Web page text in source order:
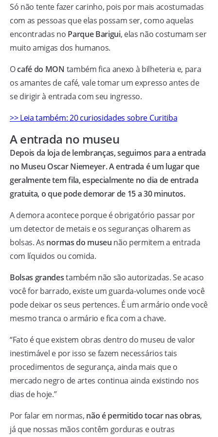
Só não tente fazer carinho, pois por mais acostumadas
com as pessoas que elas possam ser, como aquelas
encontradas no Parque Barigui, elas não costumam ser
muito amigas dos humanos.
Ocafé do MON também fica anexo à bilheteria e, para
os amantes de café, vale tomar um expresso antes de
se dirigir à entrada com seu ingresso.
>> Leia também: 20 curiosidades sobre Curitiba
A entrada no museu
Depois da loja de lembranças, seguimos para a entrada
no Museu Oscar Niemeyer. A entrada é um lugar que
geralmente tem fila, especialmente no dia de entrada
gratuita, o que pode demorar de 15 a 30 minutos.
A demora acontece porque é obrigatório passar por
um detector de metais e os seguranças olharem as
bolsas. As normas do museu não permitem a entrada
com líquidos ou comida.
Bolsas grandestambém não são autorizadas. Se acaso
você for barrado, existe um guarda-volumes onde você
pode deixar os seus pertences. É um armário onde você
mesmo tranca o armário e fica com a chave.
“Fato é que existem obras dentro do museu de valor
inestimável e por isso se fazem necessários tais
procedimentos de segurança, ainda mais que o
mercado negro de artes continua ainda existindo nos
dias de hoje.”
Por falar em normas, não é permitido tocar nas obras,
já que nossas mãos contêm gorduras e outras